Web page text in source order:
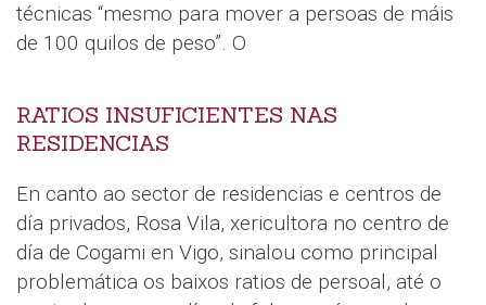
técnicas “mesmo para mover a persoas de máis
de 100 quilos de peso”. O
RATIOS INSUFICIENTES NAS
RESIDENCIAS
En canto ao sector de residencias e centros de
día privados, Rosa Vila, xericultora no centro de
día de Cogami en Vigo, sinalou como principal
problemática os baixos ratios de persoal, até o